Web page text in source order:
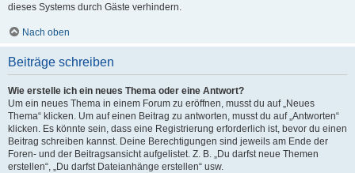
dieses Systems durch Gäste verhindern.
Nach oben
Beiträge schreiben
Wie erstelle ich ein neues Thema oder eine Antwort?
Um ein neues Thema in einem Forum zu eröffnen, musst du auf „Neues
Thema“ klicken. Um auf einen Beitrag zu antworten, musst du auf „Antworten“
klicken. Es könnte sein, dass eine Registrierung erforderlich ist, bevor du einen
Beitrag schreiben kannst. Deine Berechtigungen sind jeweils am Ende der
Foren- und der Beitragsansicht aufgelistet. Z. B. „Du darfst neue Themen
erstellen“, „Du darfst Dateianhänge erstellen“ usw.